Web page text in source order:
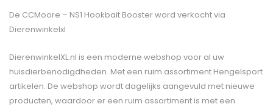
De CCMoore – NS1 Hookbait Boosterword verkocht via
Dierenwinkelxl
DierenwinkelXL.nl is een moderne webshop voor al uw
huisdierbenodigdheden. Met een ruim assortiment Hengelsport
artikelen. De webshop wordt dagelijks aangevuld met nieuwe
producten, waardoor er een ruim assortiment is met een